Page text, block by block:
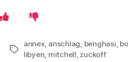
Schlagwörter
annex, anschlag, benghasi,
libyen, mitchell, zuckoff